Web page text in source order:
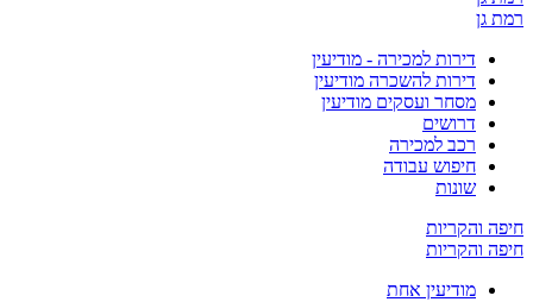
דירות למכירה - מודיעין
דירות להשכרה מודיעין
מסחר ועסקים מודיעין
דרושים
רכב למכירה
חיפוש עבודה
שונות
מודיעין אחת